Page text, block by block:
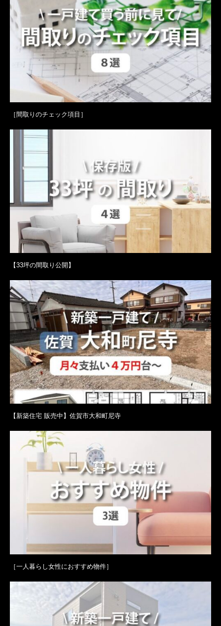
［間取りのチェック項目］
【33坪の間取り公開】
【新築住宅 販売中】佐賀市大和町尼寺
［一人暮らし女性におすすめ物件］